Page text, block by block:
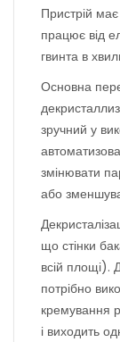
Пристрій
працює від
гвинта в
Основна
зручний у
змінювати
або
що стінки
всій площі).
потрібно
кремування
і виходить